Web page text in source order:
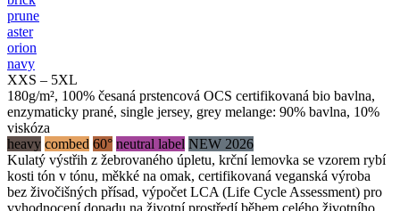
prune
aster
orion
navy
XXS – 5XL
180g/m², 100% česaná prstencová OCS certifikovaná bio bavlna,
enzymaticky prané, single jersey, grey melange: 90% bavlna, 10%
viskóza
heavy combed 60° neutral label NEW 2026
Kulatý výstřih z žebrovaného úpletu, krční lemovka se vzorem rybí
kosti tón v tónu, měkké na omak, certifikovaná veganská výroba
bez živočišných přísad, výpočet LCA (Life Cycle Assessment) pro